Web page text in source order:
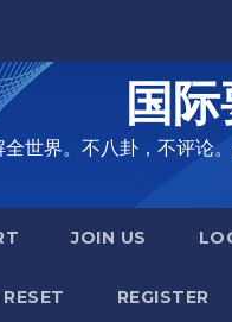
国
世界。不八卦，不评论
JOIN US
REGISTER